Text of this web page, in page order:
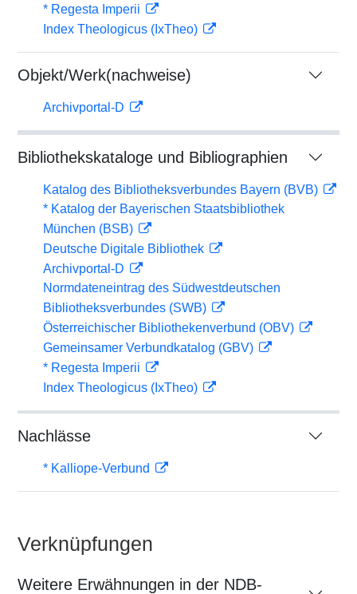
* Regesta Imperii
Index Theologicus (IxTheo)
Objekt/Werk(nachweise)
Archivportal-D
Bibliothekskataloge und Bibliographien
Katalog des Bibliotheksverbundes Bayern (BVB)
* Katalog der Bayerischen Staatsbibliothek
München (BSB)
Deutsche Digitale Bibliothek
Archivportal-D
Normdateneintrag des Südwestdeutschen
Bibliotheksverbundes (SWB)
Österreichischer Bibliothekenverbund (OBV)
Gemeinsamer Verbundkatalog (GBV)
* Regesta Imperii
Index Theologicus (IxTheo)
Nachlässe
* Kalliope-Verbund
Verknüpfungen
Weitere Erwähnungen in der NDB-